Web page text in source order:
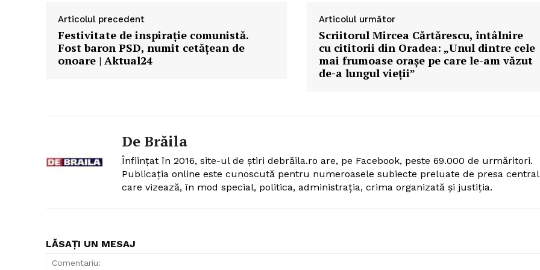
Articolul precedent
Festivitate de inspirație comunistă.
Fost baron PSD, numit cetățean de
onoare | Aktual24
Articolul următor
Scriitorul Mircea Cărtărescu, întâlnire
cu cititorii din Oradea: „Unul dintre cele
mai frumoase orașe pe care le-am văzut
de-a lungul vieții”
De Brăila
Înființat în 2016, site-ul de știri debrăila.ro are, pe Facebook, peste 69.000 de urmăritori.
Publicația online este cunoscută pentru numeroasele subiecte preluate de presa
care vizează, în mod special, politica, administrația, crima organizată și justiția.
LĂSAȚI UN MESAJ